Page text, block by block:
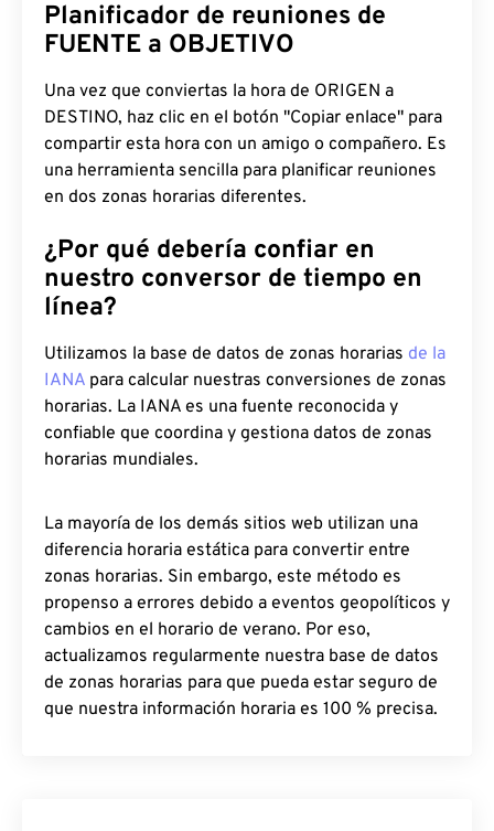
Planificador de reuniones de
FUENTE a OBJETIVO
Una vez que conviertas la hora de ORIGEN a
DESTINO, haz clic en el botón "Copiar enlace" para
compartir esta hora con un amigo o compañero. Es
una herramienta sencilla para planificar reuniones
en dos zonas horarias diferentes.
¿Por qué debería confiar en
nuestro conversor de tiempo en
línea?
Utilizamos la base de datos de zonas horarias de la
IANA para calcular nuestras conversiones de zonas
horarias. La IANA es una fuente reconocida y
confiable que coordina y gestiona datos de zonas
horarias mundiales.
La mayoría de los demás sitios web utilizan una
diferencia horaria estática para convertir entre
zonas horarias. Sin embargo, este método es
propenso a errores debido a eventos geopolíticos y
cambios en el horario de verano. Por eso,
actualizamos regularmente nuestra base de datos
de zonas horarias para que pueda estar seguro de
que nuestra información horaria es 100 % precisa.